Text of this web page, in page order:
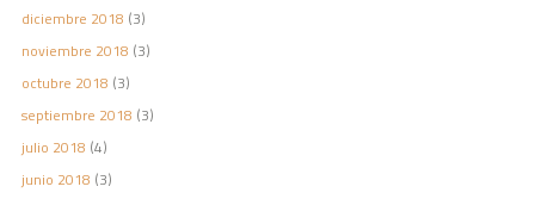
diciembre 2018 (3)
noviembre 2018 (3)
octubre 2018 (3)
septiembre 2018 (3)
julio 2018 (4)
junio 2018 (3)